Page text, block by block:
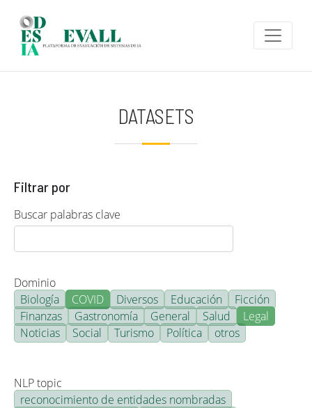
DATASETS
Filtrar por
Buscar palabras clave
Dominio
Biología
COVID Diversos Educación
Ficción
Finanzas
Gastronomía General Salud
Legal
Noticias
Social Turismo Política otros
NLP topic
reconocimiento de entidades nombradas